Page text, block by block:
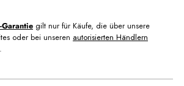
Garantie gilt nur für Käufe, die über unsere
oder bei unseren autorisierten Händlern